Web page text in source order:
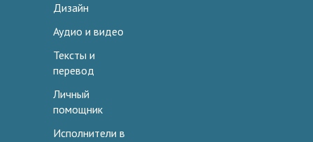
Дизайн
Аудио и видео
Тексты и
перевод
Личный
помощник
Исполнители в